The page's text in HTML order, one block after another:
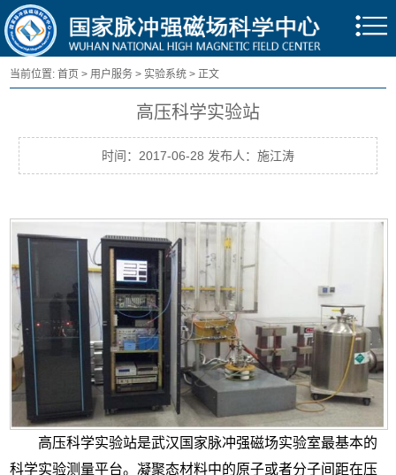
当前位置:首页 > 用户服务 > 实验系统 > 正文
高压科学实验站
时间：2017-06-28 发布人：施江涛
高压科学实验站是武汉国家脉冲强磁场实验室最基本的
科学实验测量平台。凝聚态材料中的原子或者分子间距在压